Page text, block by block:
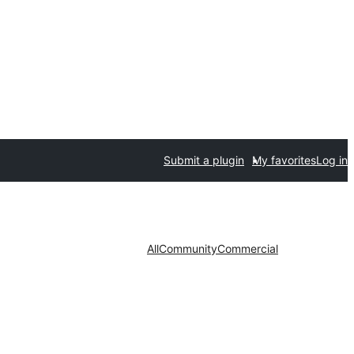
Submit a plugin My favoritesLog in
AllCommunityCommercial